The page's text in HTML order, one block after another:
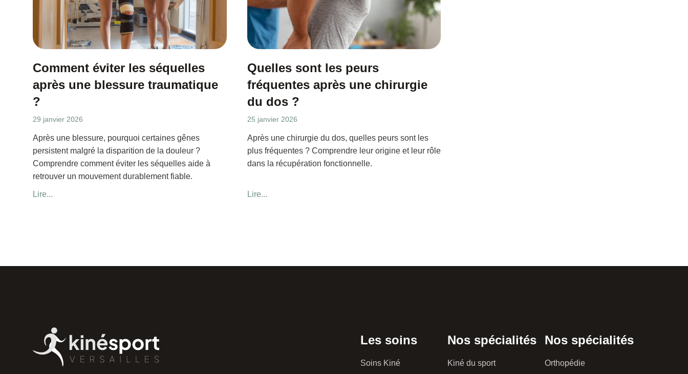
Comment éviter les séquelles
après une blessure traumatique
?
29 janvier 2026
Après une blessure, pourquoi certaines gênes
persistent malgré la disparition de la douleur ?
Comprendre comment éviter les séquelles aide à
retrouver un mouvement durablement fiable.
Lire...
Quelles sont les peurs
fréquentes après une chirurgie
du dos ?
25 janvier 2026
Après une chirurgie du dos, quelles peurs sont les
plus fréquentes ? Comprendre leur origine et leur rôle
dans la récupération fonctionnelle.
Lire...
Les soins
Soins Kiné
Nos spécialités
Kiné du sport
Nos spécialités
Orthopédie